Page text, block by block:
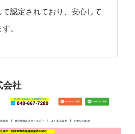
認定されており、安心して
。
会社